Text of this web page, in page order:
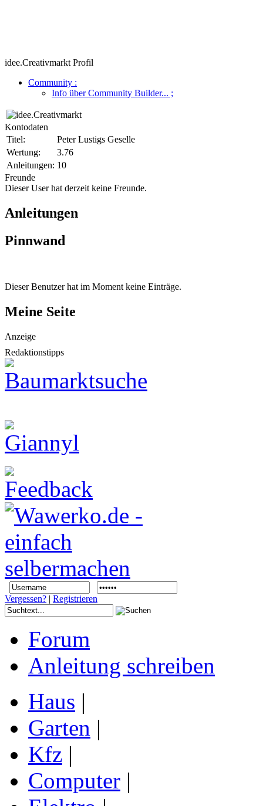
idee.Creativmarkt Profil
Community :
Info über Community Builder... ;
Kontodaten
Titel:
Peter Lustigs Geselle
Wertung:
3.76
Anleitungen: 10
Freunde
Dieser User hat derzeit keine Freunde.
Anleitungen
Pinnwand
Dieser Benutzer hat im Moment keine Einträge.
Meine Seite
Anzeige
Redaktionstipps
Vergessen? | Registrieren
Forum
Anleitung schreiben
Haus |
Garten |
Kfz |
Computer |